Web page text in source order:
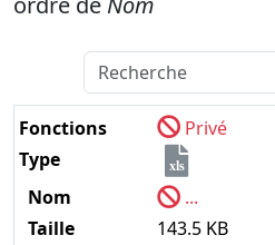
Fonctions
Privé
Type
xls
Nom
...
Taille
143.5 KB